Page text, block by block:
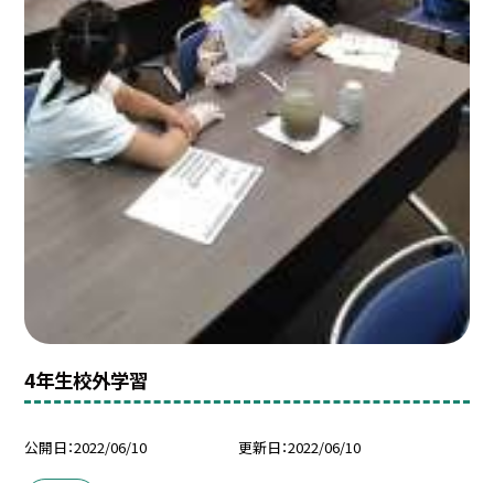
4年生校外学習
公開日 2022/06/10 更新日 2022/06/10